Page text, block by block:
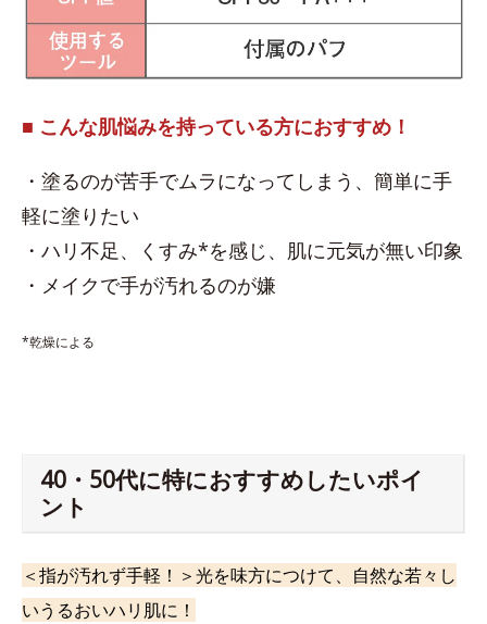
■ こんな肌悩みを持っている方におすすめ！
・塗るのが苦手でムラになってしまう、簡単に手
軽に塗りたい
・ハリ不足、くすみ*を感じ、肌に元気が無い印象
・メイクで手が汚れるのが嫌
*乾燥による
40・50代に特におすすめしたいポイ
ント
＜指が汚れず手軽！＞光を味方につけて、自然な若々し
いうるおいハリ肌に！